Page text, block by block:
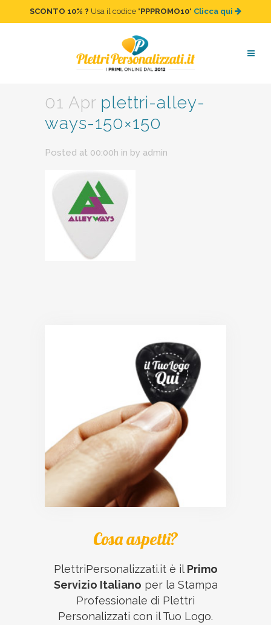
SCONTO 10% ? Usa il codice "PPPROMO10" Clicca qui
plettri-alley-ways-150×150
01 Apr plettri-alley-
ways-150×150
Posted at 00:00h in by admin
Cosa aspetti?
PlettriPersonalizzati.it è il Primo
Servizio Italiano per la Stampa
Professionale di Plettri
Personalizzati con il Tuo Logo.